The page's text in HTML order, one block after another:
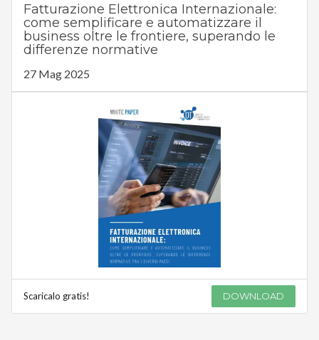
Fatturazione Elettronica Internazionale:
come semplificare e automatizzare il
business oltre le frontiere, superando le
differenze normative
27 Mag 2025
Scaricalo gratis! DOWNLOAD